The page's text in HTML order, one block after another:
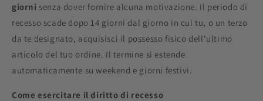
giorni senza dover fornire alcuna motivazione. Il periodo di
recesso scade dopo 14 giorni dal giorno in cui tu, o un terzo
da te designato, acquisisci il possesso fisico dell'ultimo
articolo del tuo ordine. Il termine si estende
automaticamente su weekend e giorni festivi.
Come esercitare il diritto di recesso